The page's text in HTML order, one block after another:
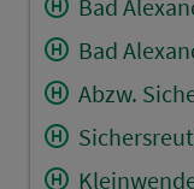
Bad
Bad
Abzw.